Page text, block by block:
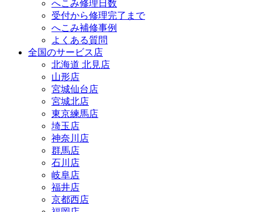
へこみ修理日数
受付から修理完了まで
へこみ補修事例
よくある質問
全国のサービス店
北海道 北見店
山形店
宮城仙台店
宮城北店
東京練馬店
埼玉店
神奈川店
群馬店
石川店
岐阜店
福井店
京都西店